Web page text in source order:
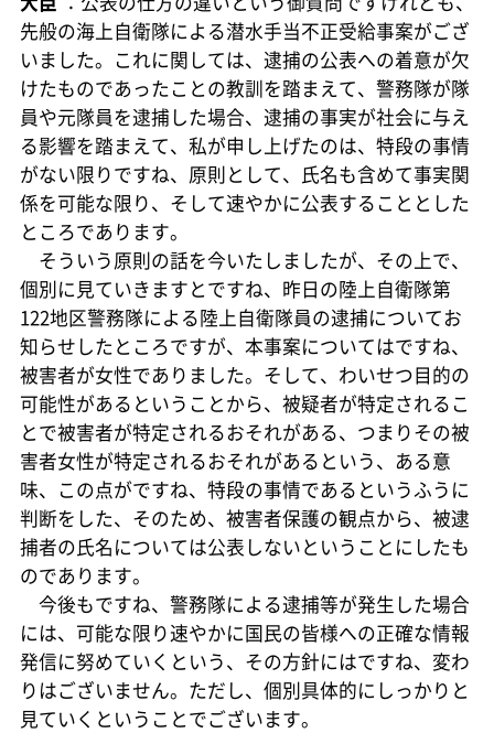
先般の海上自衛隊による潜水手当不正受給事案がござ
いました。これに関しては、逮捕の公表への着意が欠
けたものであったことの教訓を踏まえて、警務隊が隊
員や元隊員を逮捕した場合、逮捕の事実が社会に与え
る影響を踏まえて、私が申し上げたのは、特段の事情
がない限りですね、原則として、氏名も含めて事実関
係を可能な限り、そして速やかに公表することとした
ところであります。
そういう原則の話を今いたしましたが、その上で、
個別に見ていきますとですね、昨日の陸上自衛隊第
122地区警務隊による陸上自衛隊員の逮捕についてお
知らせしたところですが、本事案についてはですね、
被害者が女性でありました。そして、わいせつ目的の
可能性があるということから、被疑者が特定されるこ
とで被害者が特定されるおそれがある、つまりその被
害者女性が特定されるおそれがあるという、ある意
味、この点がですね、特段の事情であるというふうに
判断をした、そのため、被害者保護の観点から、被逮
捕者の氏名については公表しないということにしたも
のであります。
今後もですね、警務隊による逮捕等が発生した場合
には、可能な限り速やかに国民の皆様への正確な情報
発信に努めていくという、その方針にはですね、変わ
りはございません。ただし、個別具体的にしっかりと
見ていくということでございます。